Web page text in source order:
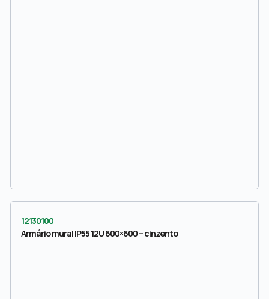
12130100
Armário mural IP55 12U 600×600 – cinzento